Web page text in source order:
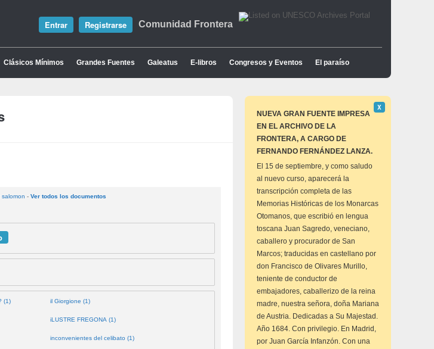
Comunidad Frontera
Entrar Registrarse
Clásicos Mínimos Grandes Fuentes Galeatus E-libros Congresos y Eventos El paraíso
salomon - Ver todos los documentos
(1) il Giorgione (1)
iLUSTRE FREGONA (1)
inconvenientes del celibato (1)
NUEVA GRAN FUENTE IMPRESA
EN EL ARCHIVO DE LA
FRONTERA, A CARGO DE
FERNANDO FERNÁNDEZ LANZA.
Descartar
este
Χ
El 15 de septiembre, y como saludo
al nuevo curso, aparecerá la
transcripción completa de las
Memorias Históricas de los Monarcas
Otomanos, que escribió en lengua
toscana Juan Sagredo, veneciano,
caballero y procurador de San
Marcos; traducidas en castellano por
don Francisco de Olivares Murillo,
teniente de conductor de
embajadores, caballerizo de la reina
madre, nuestra señora, doña Mariana
de Austria. Dedicadas a Su Majestad.
Año 1684. Con privilegio. En Madrid,
por Juan García Infanzón. Con una